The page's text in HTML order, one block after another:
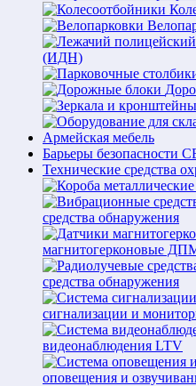
(ИДН)
Армейская мебель
Барьеры безопасности
Технические средства
средства обнаружения
магнитогерконовые
средства обнаружения
сигнализации и
видеонаблюдения LTV
оповещения и